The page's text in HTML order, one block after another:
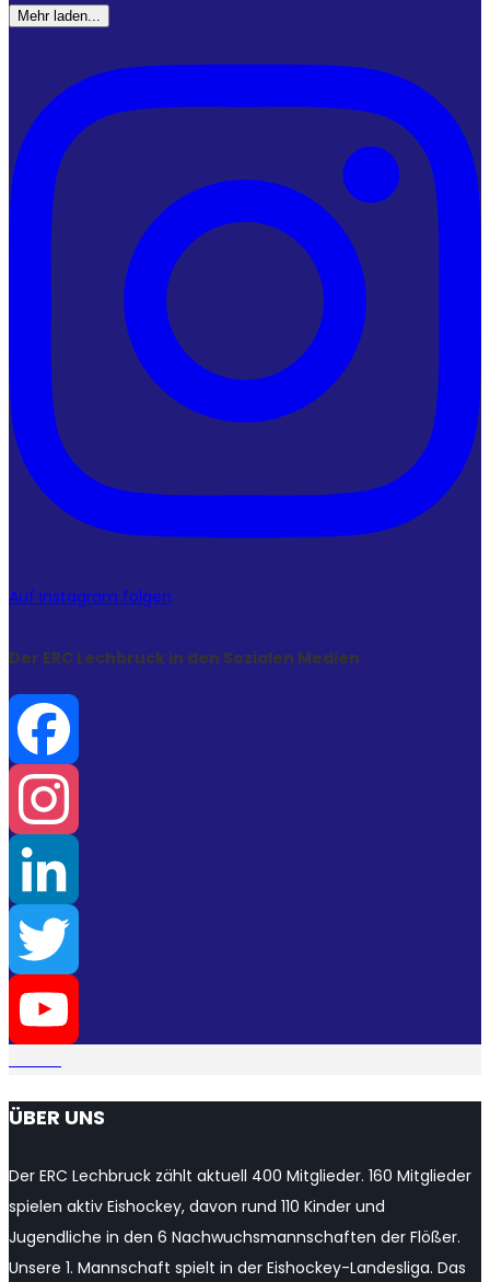
Mehr laden...
Auf Instagram folgen
Der ERC Lechbruck in den Sozialen Medien
Facebook
Instagram
LinkedIn
Twitter
ÜBER UNS
Der ERC Lechbruck zählt aktuell 400 Mitglieder. 160 Mitglieder
spielen aktiv Eishockey, davon rund 110 Kinder und
Jugendliche in den 6 Nachwuchsmannschaften der Flößer.
Unsere 1. Mannschaft spielt in der Eishockey-Landesliga. Das